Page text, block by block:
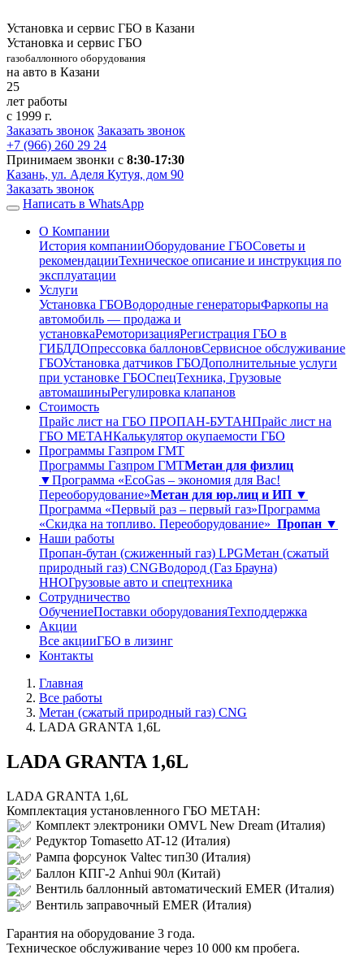
Установка и сервис ГБО в Казани
Установка и сервис ГБО
газобаллонного оборудования
на авто в Казани
25
лет работы
с 1999 г.
Заказать звонок Заказать звонок
+7 (966) 260 29 24
Принимаем звонки с 8:30-17:30
Казань, ул. Аделя Кутуя, дом 90
Заказать звонок
Написать в WhatsApp
О Компании
История компанииОборудование ГБОСоветы и
рекомендацииТехническое описание и инструкция по
эксплуатации
Услуги
Установка ГБОВодородные генераторыФаркопы на
автомобиль — продажа и
установкаРемоторизацияРегистрация ГБО в
ГИБДДОпрессовка баллоновСервисное обслуживание
ГБОУстановка датчиков ГБОДополнительные услуги
при установке ГБОСпецТехника, Грузовые
автомашиныРегулировка клапанов
Стоимость
Прайс лист на ГБО ПРОПАН-БУТАНПрайс лист на
ГБО МЕТАНКалькулятор окупаемости ГБО
Программы Газпром ГМТ
Программы Газпром ГМТМетан для физлиц
▼Программа «EcoGas – экономия для Вас!
Переоборудование»Метан для юр.лиц и ИП ▼
Программа «Первый раз – первый газ»Программа
«Скидка на топливо. Переоборудование» Пропан ▼
Наши работы
Пропан-бутан (сжиженный газ) LPGМетан (сжатый
природный газ) CNGВодород (Газ Брауна)
ННОГрузовые авто и спецтехника
Сотрудничество
ОбучениеПоставки оборудованияТехподдержка
Акции
Все акцииГБО в лизинг
Контакты
Главная
Все работы
Метан (сжатый природный газ) CNG
LADA GRANTA 1,6L
LADA GRANTA 1,6L
LADA GRANTA 1,6L
Комплектация установленного ГБО МЕТАН:
Комплект электроники OMVL New Dream (Италия)
Редуктор Tomasetto AT-12 (Италия)
Рампа форсунок Valtec тип30 (Италия)
Баллон КПГ-2 Anhui 90л (Китай)
Вентиль баллонный автоматический EMER (Италия)
Вентиль заправочный EMER (Италия)
Гарантия на оборудование 3 года.
Техническое обслуживание через 10 000 км пробега.